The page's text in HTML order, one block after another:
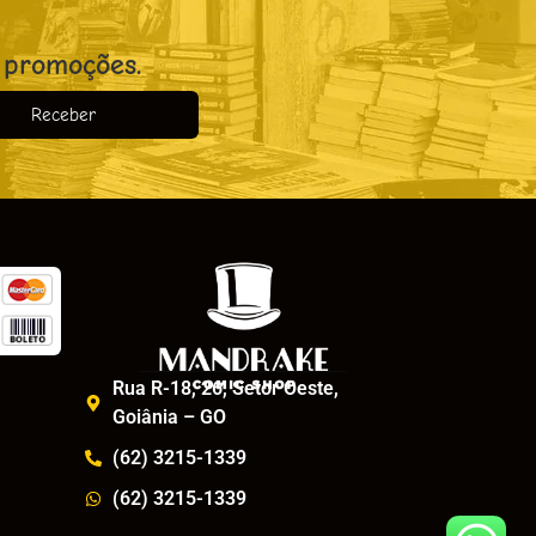
Receber
Rua R-18, 26, Setor Oeste,
Goiânia – GO
(62) 3215-1339
(62) 3215-1339